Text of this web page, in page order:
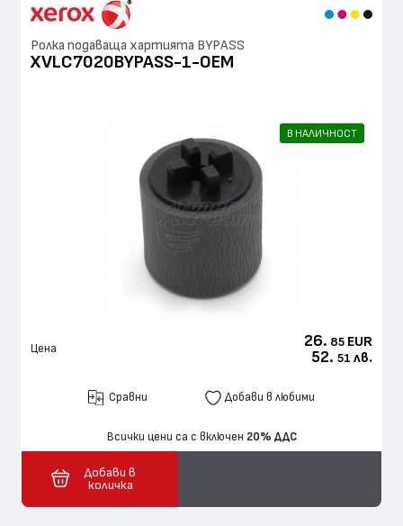
Ролка подаваща хартията BYPASS
XVLC7020BYPASS-1-ОЕМ
В НАЛИЧНОСТ
Цена 26. 85 EUR
52. 51 лв.
Сравни Добави в любими
Всички цени са с включен 20% ДДС
Добави в
количка